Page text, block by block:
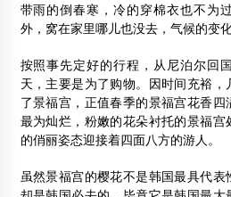
2014中国木结构产业发展高峰论坛在漳平落幕
2014年12月20日
日本观测塔创意办公室
2014年3月21日
上海巍图软件有限公司
2014年1月14日
贵州300年历史古寨遭大火 黑夜变白天(图)
带雨的倒春寒，冷的穿棉衣也不为
外，窝在家里哪儿也没去，气候的变
按照事先定好的行程，从尼泊尔回
天，主要是为了购物。因时间充裕
了景福宫，正值春季的景福宫花香
最为灿烂，粉嫩的花朵衬托的景福
的俏丽姿态迎接着四面八方的游人。
虽然景福宫的樱花不是韩国最具代